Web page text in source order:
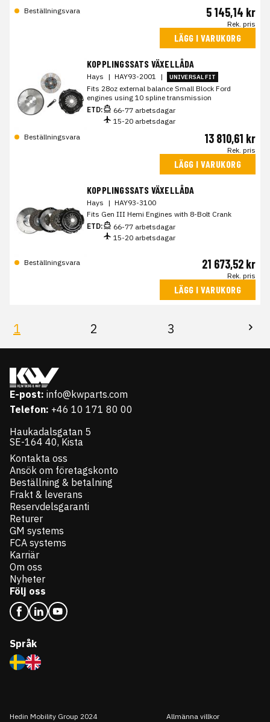
Beställningsvara
5 145,14 kr
Rek. pris
LÄGG I VARUKORG
KOPPLINGSSATS VÄXELLÅDA
Hays | HAY93-2001 | UNIVERSAL FIT
Fits 28oz external balance Small Block Ford
engines using 10 spline transmission
ETD:
66-77 arbetsdagar
15-20 arbetsdagar
Beställningsvara
13 810,61 kr
Rek. pris
LÄGG I VARUKORG
KOPPLINGSSATS VÄXELLÅDA
Hays | HAY93-3100
Fits Gen III Hemi Engines with 8-Bolt Crank
ETD:
66-77 arbetsdagar
15-20 arbetsdagar
Beställningsvara 21 673,52 kr
Rek. pris
LÄGG I VARUKORG
1 2 3
E-post: info@kwparts.com
Telefon: +46 10 171 80 00
Haukadalsgatan 5
SE-164 40, Kista
Kontakta oss
Ansök om företagskonto
Beställning & betalning
Frakt & leverans
Reservdelsgaranti
Returer
GM systems
FCA systems
Karriär
Om oss
Nyheter
Följ oss
Språk
Hedin Mobility Group 2024 Allmänna villkor